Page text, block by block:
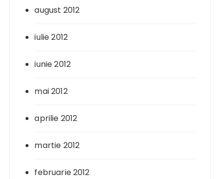
august 2012
iulie 2012
iunie 2012
mai 2012
aprilie 2012
martie 2012
februarie 2012